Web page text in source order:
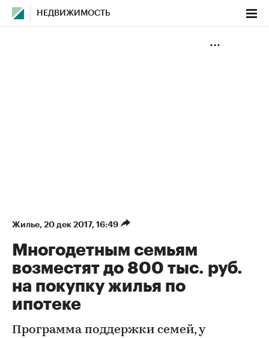
НЕДВИЖИМОСТЬ
Жилье⁠, 20 дек 2017, 16:49
Многодетным семьям
возместят до 800 тыс. руб.
на покупку жилья по
ипотеке
Программа поддержки семей, у